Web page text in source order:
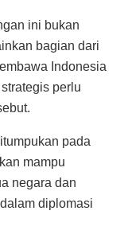
ini bukan
bagian dari
Indonesia
perlu
pada
mampu
negara dan
diplomasi